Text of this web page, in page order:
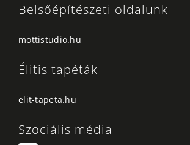
Belsőépítészeti oldalunk
mottistudio.hu
Élitis tapéták
elit-tapeta.hu
Szociális média